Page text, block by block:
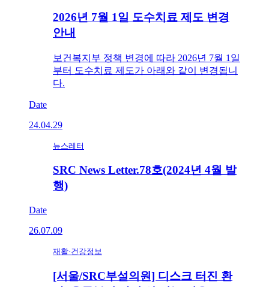
2026년 7월 1일 도수치료 제도 변경
안내
보건복지부 정책 변경에 따라 2026년 7월 1일
부터 도수치료 제도가 아래와 같이 변경됩니
다.
Date
24.04.29
뉴스레터
SRC News Letter.78호(2024년 4월 발
행)
Date
26.07.09
재활·건강정보
[서울/SRC부설의원] 디스크 터진 환